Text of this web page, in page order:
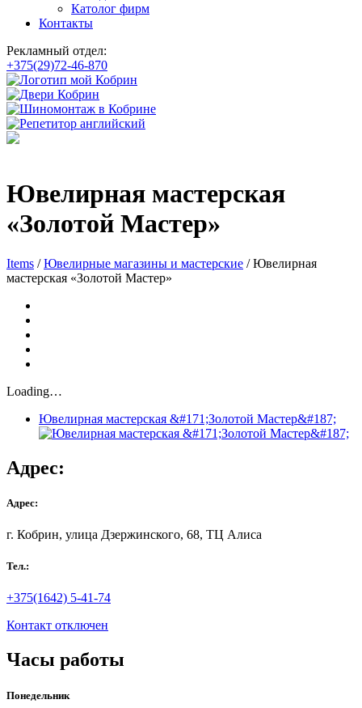
Католог фирм
Контакты
Рекламный отдел:
+375(29)72-46-870
Ювелирная мастерская
«Золотой Мастер»
Items / Ювелирные магазины и мастерские / Ювелирная
мастерская «Золотой Мастер»
Loading…
Ювелирная мастерская &#171;Золотой Мастер&#187;
Адрес:
Адрес:
г. Кобрин, улица Дзержинского, 68, ТЦ Алиса
Тел.:
+375(1642) 5-41-74
Контакт отключен
Часы работы
Понедельник